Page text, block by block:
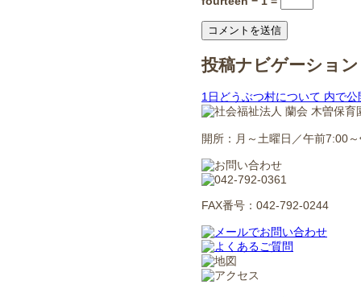
投稿ナビゲーション
1日どうぶつ村について 内で公
開所：月～土曜日／午前7:00
FAX番号：042-792-0244